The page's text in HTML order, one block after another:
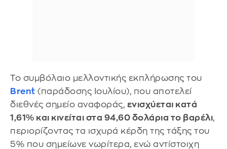
Το συμβόλαιο μελλοντικής εκπλήρωσης του
Brent (παράδοσης Ιουλίου), που αποτελεί
διεθνές σημείο αναφοράς, ενισχύεται κατά
1,61% και κινείται στα 94,60 δολάρια το βαρέλι,
περιορίζοντας τα ισχυρά κέρδη της τάξης του
5% που σημείωνε νωρίτερα, ενώ αντίστοιχη